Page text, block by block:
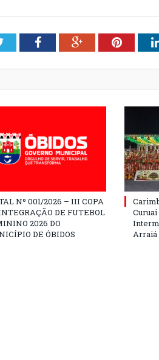
TwitterFacebookGoogle+
Nº 001/2026 – III COPA
DE FUTEBOL
2026 DO
DE ÓBIDOS
Arraiá